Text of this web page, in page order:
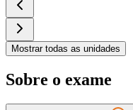
Mostrar todas as unidades
Sobre o exame